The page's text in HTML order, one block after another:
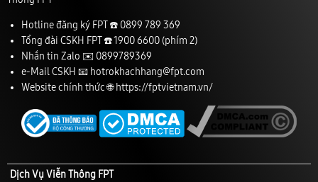
Hotline đăng ký FPT ☎️ 0899 789 369
Tổng đài CSKH FPT ☎️1900 6600(phím 2)
Nhắn tin Zalo ✉️ 0899789369
e-Mail CSKH 📧 hotrokhachhang@fpt.com
Website chính thức 🌐 https://fptvietnam.vn/
Dịch Vụ Viễn Thông FPT